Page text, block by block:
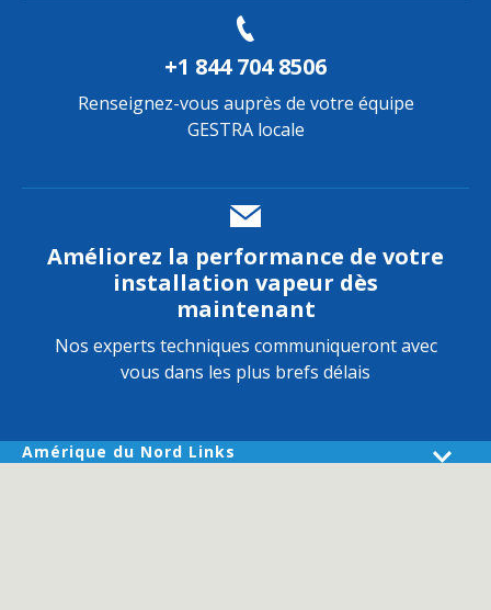
+1 844 704 8506
Renseignez-vous auprès de votre équipe
GESTRA locale
Améliorez la performance de votre
installation vapeur dès
maintenant
Nos experts techniques communiqueront avec
vous dans les plus brefs délais
Amérique du Nord Links